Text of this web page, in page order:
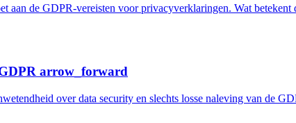
aan de GDPR-vereisten voor privacyverklaringen. Wat
arrow_forward
over data security en slechts losse naleving van de